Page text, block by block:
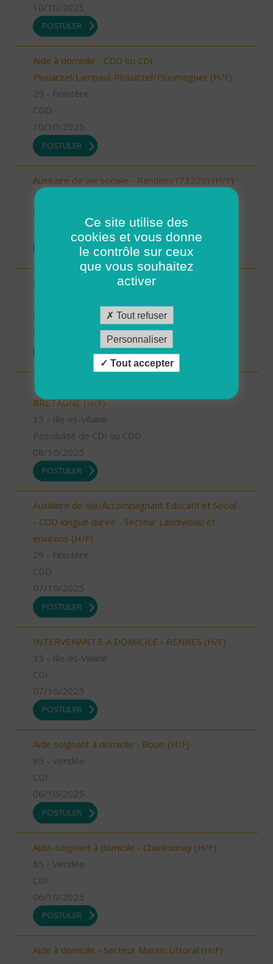
10/10/2025
POSTULER
Aide à domicile - CDD ou CDI -
Plouarzel/Lampaul-Plouarzel/Ploumoguer (H/F)
29 - Finistère
CDD
10/10/2025
POSTULER
Auxiliaire de vie sociale - Randens (73220) (H/F)
73 - Savoie
POSTULER
Responsable de secteur (H/F)
INTERVENANT.E A DOMICILE - BAIN DE
BRETAGNE (H/F)
35 - Ille-et-Vilaine
Possibilité de CDI ou CDD
08/10/2025
POSTULER
Auxiliaire de Vie/Accompagnant Educatif et Social
- CDD longue durée - Secteur Landivisiau et
environs (H/F)
29 - Finistère
CDD
07/10/2025
POSTULER
INTERVENANT.E A DOMICILE - RENNES (H/F)
35 - Ille-et-Vilaine
CDI
07/10/2025
POSTULER
Aide soignant à domicile - Bouin (H/F)
85 - Vendée
CDI
06/10/2025
POSTULER
Aide-soignant à domicile - Chantonnay (H/F)
85 - Vendée
CDI
06/10/2025
POSTULER
Aide à domicile - Secteur Marais Littoral (H/F)
Ce site utilise des
cookies et vous donne
le contrôle sur ceux
que vous souhaitez
activer
Tout refuser
Personnaliser
Tout accepter